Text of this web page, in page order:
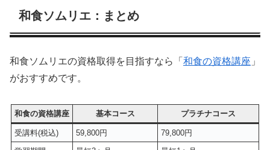
和食ソムリエ：まとめ
和食ソムリエの資格取得を目指すなら「 和食の資格講座 」
がおすすめです。
和食の資格講座 基本コース プラチナコース
受講料(税込) 59,800円
79,800円